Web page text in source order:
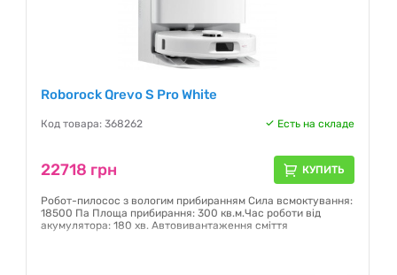
Roborock Qrevo S Pro White
Код товара: 368262 Есть на складе
22718 грн КУПИТЬ
Робот-пилосос з вологим прибиранням Сила всмоктування:
18500 Па Площа прибирання: 300 кв.м.Час роботи від
акумулятора: 180 хв. Автовивантаження сміття